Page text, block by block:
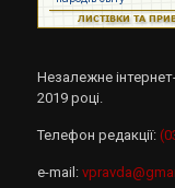
Незалежне
2019 році.
Телефон редакції:
e-mail: